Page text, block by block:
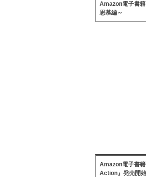
Amazon電子書
思慕編～
Amazon電子書
Action』発売開